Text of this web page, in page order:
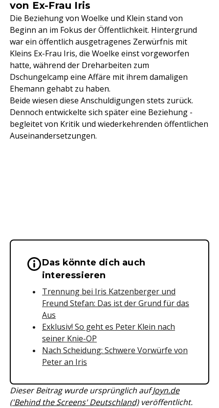
von Ex-Frau Iris
Die Beziehung von Woelke und Klein stand von
Beginn an im Fokus der Öffentlichkeit. Hintergrund
war ein öffentlich ausgetragenes Zerwürfnis mit
Kleins Ex-Frau Iris, die Woelke einst vorgeworfen
hatte, während der Dreharbeiten zum
Dschungelcamp eine Affäre mit ihrem damaligen
Ehemann gehabt zu haben.
Beide wiesen diese Anschuldigungen stets zurück.
Dennoch entwickelte sich später eine Beziehung -
begleitet von Kritik und wiederkehrenden öffentlichen
Auseinandersetzungen.
Wichtige Hinweise &
Das könnte dich auch
interessieren
Trennung bei Iris Katzenberger und
Freund Stefan: Das ist der Grund für das
Aus
Exklusiv! So geht es Peter Klein nach
seiner Knie-OP
Nach Scheidung: Schwere Vorwürfe von
Peter an Iris
Dieser Beitrag wurde ursprünglich aufJoyn.de
('Behind the Screens' Deutschland)veröffentlicht.